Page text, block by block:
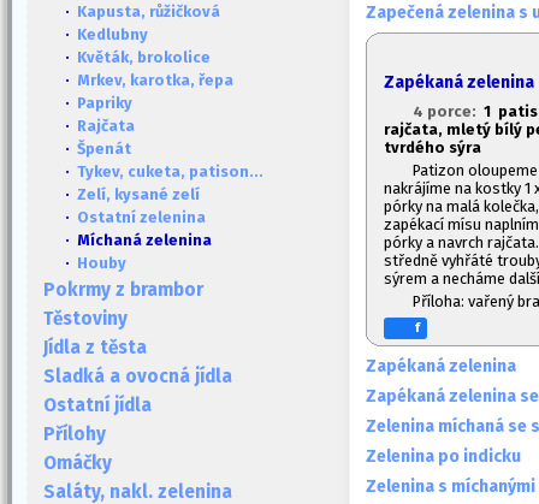
· Kapusta, růžičková
· Kedlubny
· Květák, brokolice
· Mrkev, karotka, řepa
· Papriky
· Rajčata
· Špenát
· Tykev, cuketa, patison...
· Zelí, kysané zelí
· Ostatní zelenina
· Míchaná zelenina
· Houby
Pokrmy z brambor
Těstoviny
Jídla z těsta
Sladká a ovocná jídla
Ostatní jídla
Přílohy
Omáčky
Saláty, nakl. zelenina
Zapečená zelenina s
Zapékaná zelenina
4 porce: 1
rajčata, mletý bílý
tvrdého sýra
Patizon
nakrájíme na kostky 1
pórky na malá
zapékací mísu
pórky a navrch
středně vyhřáté
sýrem a necháme
Příloha: vařený
f
Zapékaná zelenina
Zapékaná zelenina
Zelenina míchaná se
Zelenina po indicku
Zelenina s